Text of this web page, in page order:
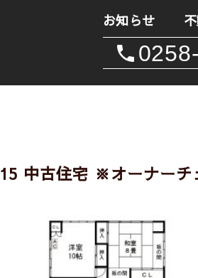
お知らせ
中古住宅 ※オーナーチ